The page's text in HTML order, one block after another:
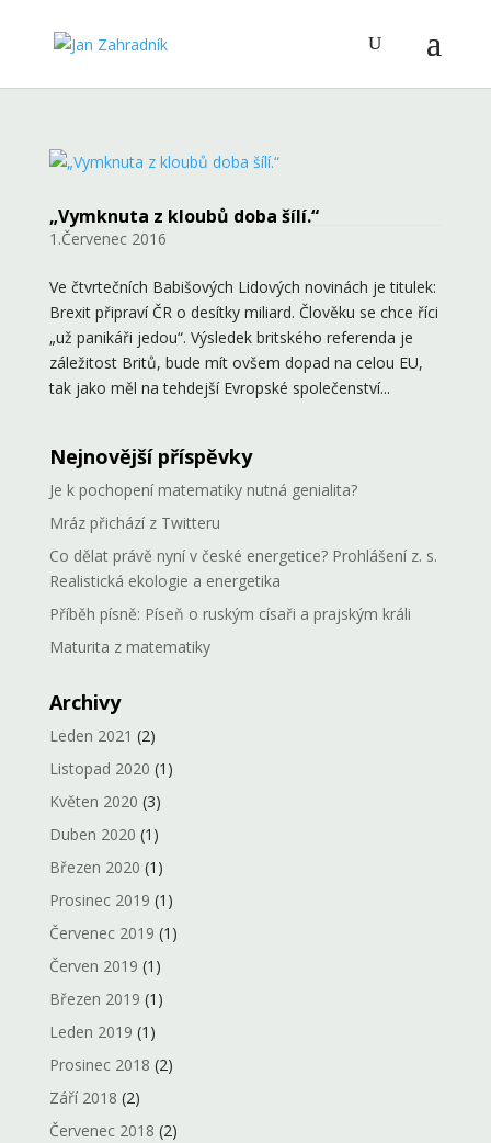
„Vymknuta z kloubů doba šílí.“
1.Červenec 2016
Ve čtvrtečních Babišových Lidových novinách je titulek:
Brexit připraví ČR o desítky miliard. Člověku se chce říci
„už panikáři jedou“. Výsledek britského referenda je
záležitost Britů, bude mít ovšem dopad na celou EU,
tak jako měl na tehdejší Evropské společenství...
Nejnovější příspěvky
Je k pochopení matematiky nutná genialita?
Mráz přichází z Twitteru
Co dělat právě nyní v české energetice? Prohlášení z. s.
Realistická ekologie a energetika
Příběh písně: Píseň o ruským císaři a prajským králi
Maturita z matematiky
Archivy
Leden 2021 (2)
Listopad 2020 (1)
Květen 2020 (3)
Duben 2020 (1)
Březen 2020 (1)
Prosinec 2019 (1)
Červenec 2019 (1)
Červen 2019 (1)
Březen 2019 (1)
Leden 2019 (1)
Prosinec 2018 (2)
Září 2018 (2)
Červenec 2018 (2)